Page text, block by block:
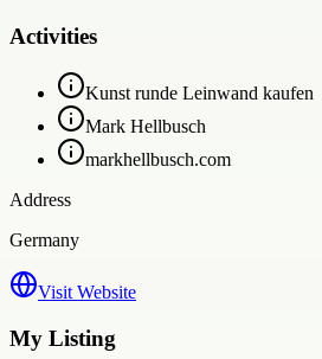
Activities
Kunst runde Leinwand kaufen
Mark Hellbusch
markhellbusch.com
Address
Germany
Visit Website
My Listing